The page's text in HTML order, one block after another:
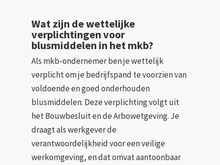
Wat zijn de wettelijke
verplichtingen voor
blusmiddelen in het mkb?
Als mkb-ondernemer ben je wettelijk
verplicht om je bedrijfspand te voorzien van
voldoende en goed onderhouden
blusmiddelen. Deze verplichting volgt uit
het Bouwbesluit en de Arbowetgeving. Je
draagt als werkgever de
verantwoordelijkheid voor een veilige
werkomgeving, en dat omvat aantoonbaar